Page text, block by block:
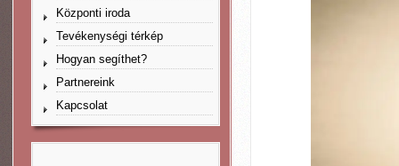
Központi iroda
Tevékenységi térkép
Hogyan segíthet?
Partnereink
Kapcsolat